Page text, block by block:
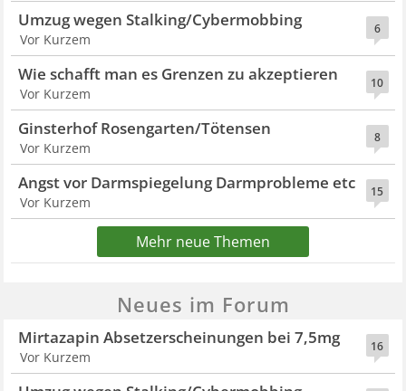
6
Umzug wegen Stalking/Cybermobbing
Vor Kurzem
10
Wie schafft man es Grenzen zu akzeptieren
Vor Kurzem
8
Ginsterhof Rosengarten/Tötensen
Vor Kurzem
15
Angst vor Darmspiegelung Darmprobleme etc
Vor Kurzem
Mehr neue Themen
Neues im Forum
16
Mirtazapin Absetzerscheinungen bei 7,5mg
Vor Kurzem